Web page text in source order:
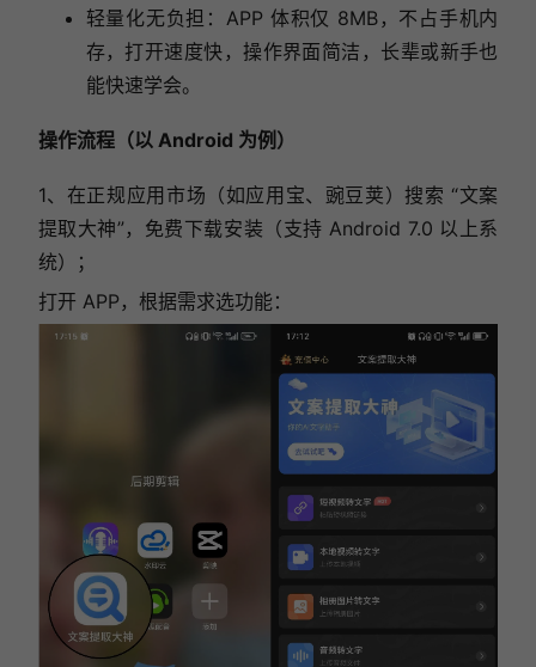
轻量化无负担：APP 体积仅 8MB，不占手机内
存，打开速度快，操作界面简洁，长辈或新手也
能快速学会。
操作流程（以 Android 为例）
1、在正规应用市场（如应用宝、豌豆荚）搜索 “文案
提取大神”，免费下载安装（支持 Android 7.0 以上系
统）；
打开 APP，根据需求选功能：